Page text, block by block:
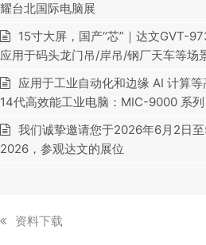
耀台北国际电脑展
15寸大屏，国产“芯”｜达文GVT-
应用于码头龙门吊/岸吊/钢厂天车等场
应用于工业自动化和边缘 AI 计算
14代高效能工业电脑：MIC-9000 系列
我们诚挚邀请您于2026年6月2日
2026，参观达文的展位
上
资料下载